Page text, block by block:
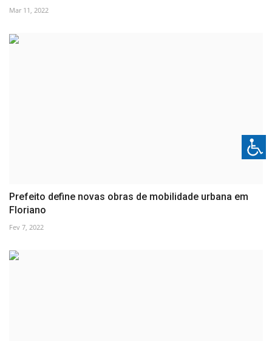
Mar 11, 2022
Prefeito define novas obras de mobilidade urbana em
Floriano
Fev 7, 2022